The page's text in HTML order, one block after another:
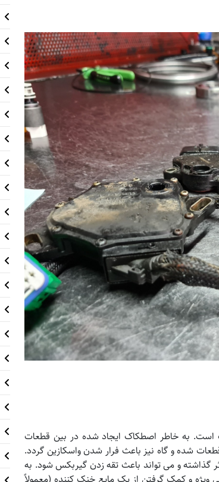
به خاطر اصطکاک ایجاد شده در بین قطعات
شده و گاه نیز باعث فرار شدن واسکازین گردد.
گذاشته و می تواند باعث تقه زدن گیربکس شود. به